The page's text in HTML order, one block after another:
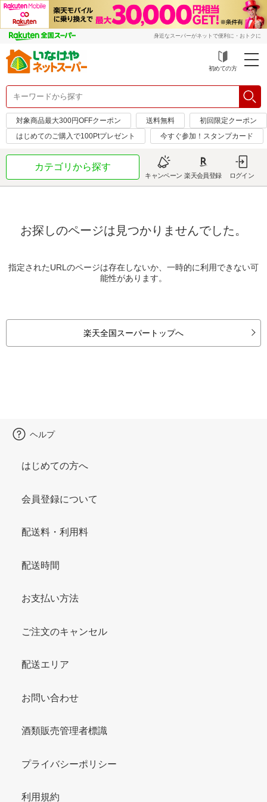
身近なスーパーがネットで便利に・おトクに
初めての方
対象商品最大300円OFFクーポン 送料無料
初回限定クーポン
はじめてのご購入で100Ptプレゼント
今すぐ参加！スタンプカード
カテゴリから探す
キャンペーン 楽天会員登録 ログイン
お探しのページは見つかりませんでした。
指定されたURLのページは存在しないか、一時的に利用できない可
能性があります。
楽天全国スーパートップへ
ヘルプ
はじめての方へ
会員登録について
配送料・利用料
配送時間
お支払い方法
ご注文のキャンセル
配送エリア
お問い合わせ
酒類販売管理者標識
プライバシーポリシー
利用規約